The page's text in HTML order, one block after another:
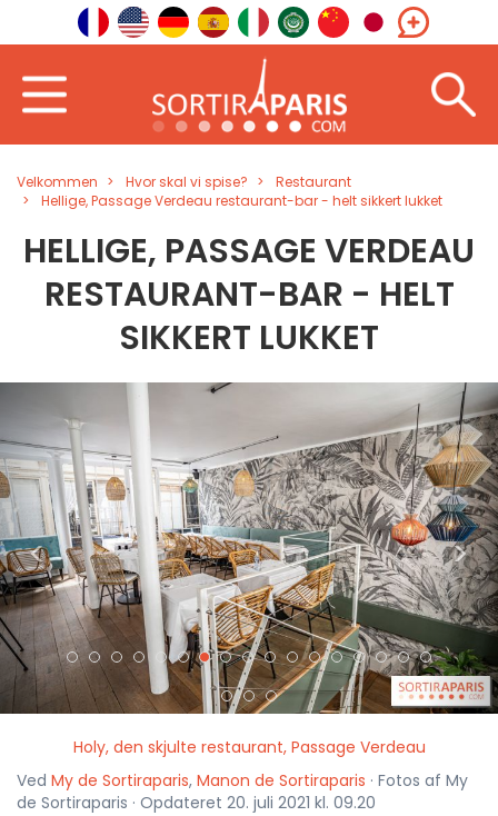
Velkommen Hvor skal vi spise?
Restaurant
Hellige, Passage Verdeau restaurant-bar - helt sikkert lukket
HELLIGE, PASSAGE VERDEAU
RESTAURANT-BAR - HELT
SIKKERT LUKKET
< >
Holy, den skjulte restaurant, Passage Verdeau
Ved My de Sortiraparis, Manon de Sortiraparis · Fotos af My
de Sortiraparis · Opdateret 20. juli 2021 kl. 09.20